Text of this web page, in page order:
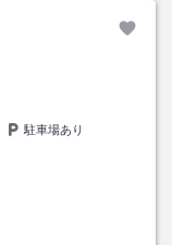
駐車場あり